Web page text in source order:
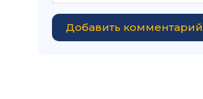
Добавить комментарий